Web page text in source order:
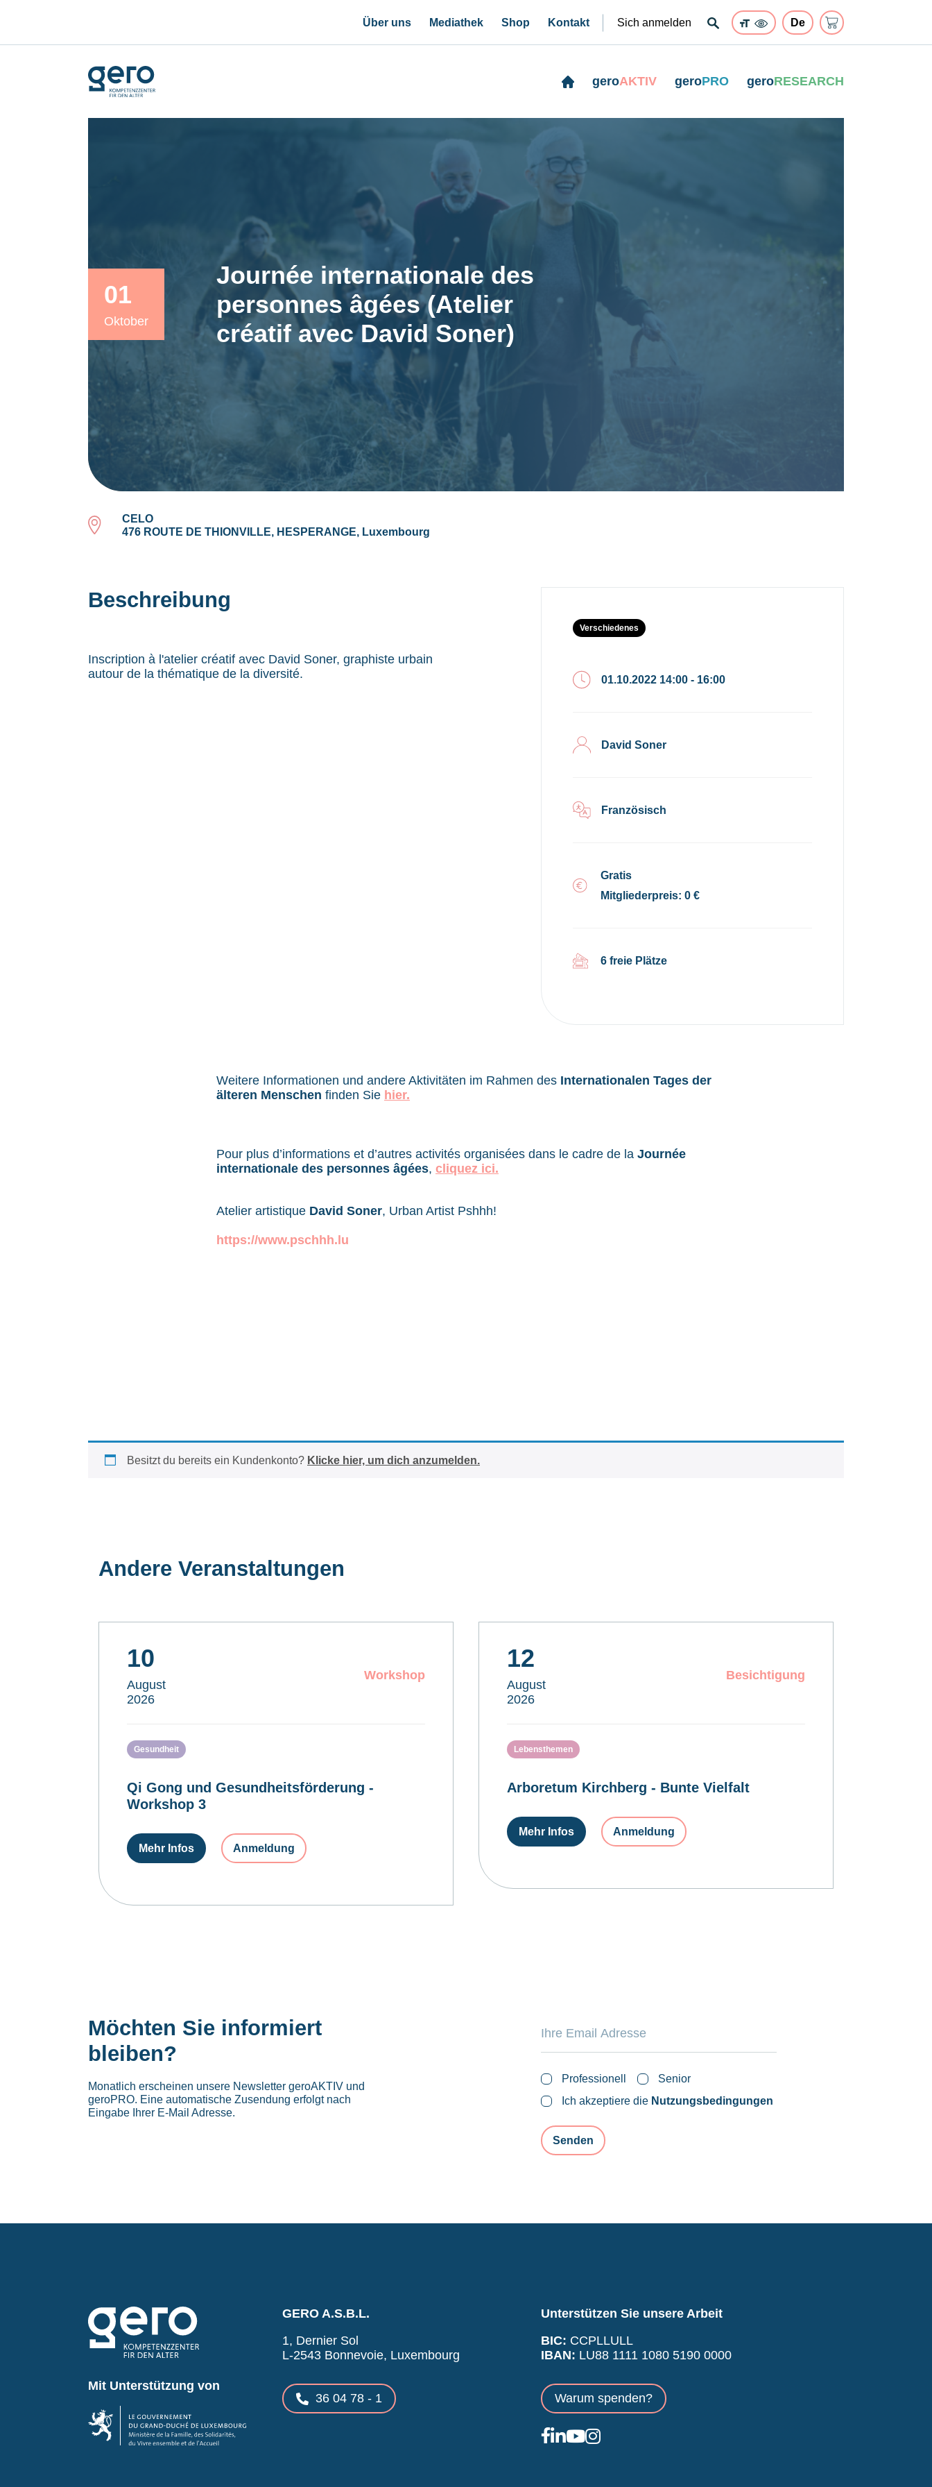
Über uns Mediathek Shop Kontakt Sich anmelden
geroAKTIV geroPRO geroRESEARCH
01
Oktober
Journée internationale des
personnes âgées (Atelier
créatif avec David Soner)
CELO
476 ROUTE DE THIONVILLE, HESPERANGE, Luxembourg
Beschreibung
Inscription à l'atelier créatif avec David Soner, graphiste urbain
autour de la thématique de la diversité.
Verschiedenes
01.10.2022 14:00 - 16:00
David Soner
Französisch
Gratis
Mitgliederpreis: 0 €
6 freie Plätze
Weitere Informationen und andere Aktivitäten im Rahmen des Internationalen Tages der
älteren Menschen finden Sie hier.
Pour plus d’informations et d’autres activités organisées dans le cadre de la Journée
internationale des personnes âgées, cliquez ici.
Atelier artistique David Soner, Urban Artist Pshhh!
https://www.pschhh.lu
Besitzt du bereits ein Kundenkonto? Klicke hier, um dich anzumelden.
Andere Veranstaltungen
10
August
2026
Workshop
Gesundheit
Qi Gong und Gesundheitsförderung -
Workshop 3
Mehr Infos Anmeldung
12
August
2026
Besichtigung
Lebensthemen
Arboretum Kirchberg - Bunte Vielfalt
Mehr Infos Anmeldung
Möchten Sie informiert
bleiben?
Monatlich erscheinen unsere Newsletter geroAKTIV und
geroPRO. Eine automatische Zusendung erfolgt nach
Eingabe Ihrer E-Mail Adresse.
Professionell
Senior
Ich akzeptiere die Nutzungsbedingungen
Mit Unterstützung von
GERO A.S.B.L.
1, Dernier Sol
L-2543 Bonnevoie, Luxembourg
36 04 78 - 1
Unterstützen Sie unsere Arbeit
BIC: CCPLLULL
IBAN: LU88 1111 1080 5190 0000
Warum spenden?